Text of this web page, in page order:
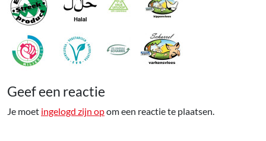
Geef een reactie
Je moet ingelogd zijn opom een reactie te plaatsen.